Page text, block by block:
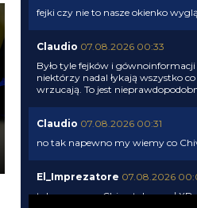
fejki czy nie to nasze okienko
Claudio 07.08.2026 00:33
Było tyle fejków i
niektórzy nadal łykają wszystko
wrzucają. To jest
Claudio 07.08.2026 00:31
no tak napewno my wiemy co
El_Imprezatore 07.08.2026
tak na pewno Chivu tak uznał XD